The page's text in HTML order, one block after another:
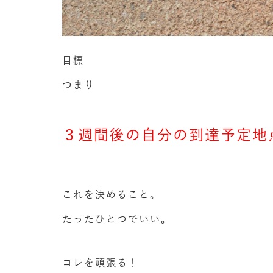
目標
つまり
３週間後の自分の到達予定地
これを決めること。
たったひとつでいい。
コレを頑張る！